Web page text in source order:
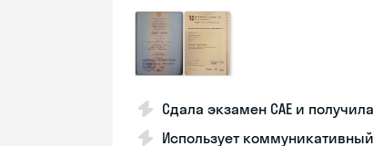
Сдала экзамен CAE и
Использует